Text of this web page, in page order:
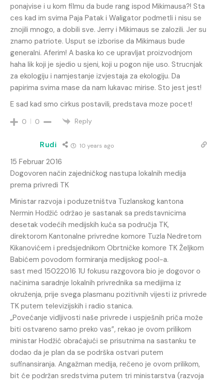
ponajvise i u kom filmu da bude rang ispod Mikimausa?! Sta
ces kad im svima Paja Patak i Waligator podmetli i nisu se
znojili mnogo, a dobili sve. Jerry i Mikimaus se zalozili. Jer su
znamo patriote. Usput se izborise da Mikimaus bude
generalni. Aferim! A baska ko ce upravljat proizvodnjom
haha lik koji je sjedio u sjeni, koji u pogon nije uso. Strucnjak
za ekologiju i namjestanje izvjestaja za ekologiju. Da
papirima svima mase da nam lukavac mirise. Sto jest jest!
E sad kad smo cirkus postavili, predstava moze pocet!
0 0 Reply
Rudi 10 years ago
15 Februar 2016
Dogovoren način zajedničkog nastupa lokalnih medija
prema privredi TK
Ministar razvoja i poduzetništva Tuzlanskog kantona
Nermin Hodžić održao je sastanak sa predstavnicima
desetak vodećih medijskih kuća sa područja TK,
direktorom Kantonalne privredne komore Tuzla Nedretom
Kikanovićem i predsjednikom Obrtničke komore TK Željkom
Babićem povodom formiranja medijskog pool-a.
sast med 15022016 1U fokusu razgovora bio je dogovor o
načinima saradnje lokalnih privrednika sa medijima iz
okruženja, prije svega plasmanu pozitivnih vijesti iz privrede
TK putem televizijskih i radio stanica.
„Povećanje vidljivosti naše privrede i uspješnih priča može
biti ostvareno samo preko vas”, rekao je ovom prilikom
ministar Hodžić obraćajući se prisutnima na sastanku te
dodao da je plan da se podrška ostvari putem
sufinansiranja. Angažman medija, rečeno je ovom prilikom,
bit će podržan sredstvima putem tri ministarstva (razvoja